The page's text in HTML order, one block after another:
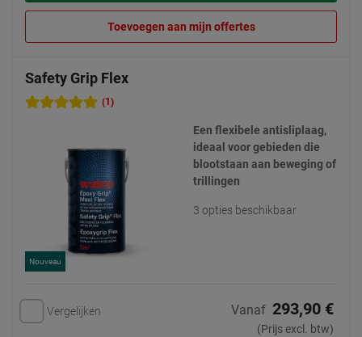
Toevoegen aan mijn offertes
Safety Grip Flex
(1)
Nouveau
Een flexibele antisliplaag,
ideaal voor gebieden die
blootstaan aan beweging of
trillingen
3 opties beschikbaar
Vergelijken Vanaf 293,90 €
(Prijs excl. btw)